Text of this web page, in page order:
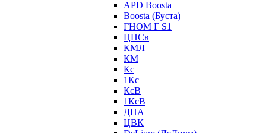
APD Boosta
Boosta (Буста)
ГНОМ Г S1
ЦНСв
КМЛ
КМ
Кс
1Кс
КсВ
1КсВ
ДНА
ЦВК